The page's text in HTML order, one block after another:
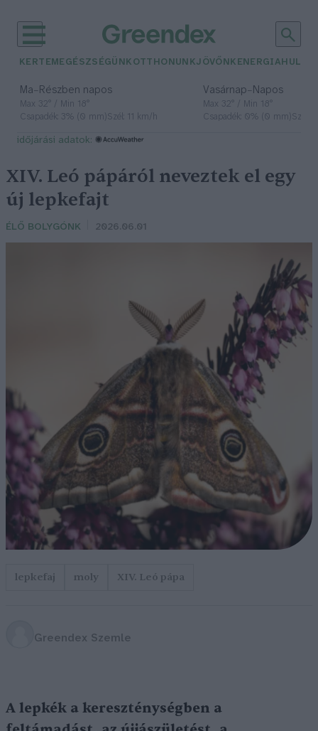
KERTEM EGÉSZSÉGÜNK OTTHONUNKJÖVŐNK ENERGIA
Ma– Részben napos
Max 32° / Min 18°
Csapadék: 3% (0 mm)Szél: 11 km/h
Vasárnap– Napos
Max 32° / Min 18°
Csapadék: 0% (0 mm)Szél:
időjárási adatok:
XIV. Leó pápáról neveztek el egy
új lepkefajt
ÉLŐ BOLYGÓNK 2026.06.01
lepkefaj moly XIV. Leó pápa
Greendex Szemle
A lepkék a kereszténységben a